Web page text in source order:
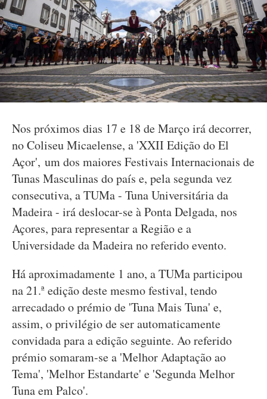
Nos próximos dias 17 e 18 de Março irá decorrer,
no Coliseu Micaelense, a 'XXII Edição do El
Açor', um dos maiores Festivais Internacionais de
Tunas Masculinas do país e, pela segunda vez
consecutiva, a TUMa - Tuna Universitária da
Madeira - irá deslocar-se à Ponta Delgada, nos
Açores, para representar a Região e a
Universidade da Madeira no referido evento.
Há aproximadamente 1 ano, a TUMa participou
na 21.ª edição deste mesmo festival, tendo
arrecadado o prémio de 'Tuna Mais Tuna' e,
assim, o privilégio de ser automaticamente
convidada para a edição seguinte. Ao referido
prémio somaram-se a 'Melhor Adaptação ao
Tema', 'Melhor Estandarte' e 'Segunda Melhor
Tuna em Palco'.